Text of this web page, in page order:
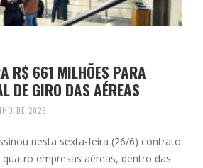
R$ 661 MILHÕES PARA
DE GIRO DAS AÉREAS
DE 2026
nesta sexta-feira (26/6) contrato
empresas aéreas, dentro das